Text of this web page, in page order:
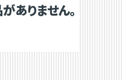
ありません。